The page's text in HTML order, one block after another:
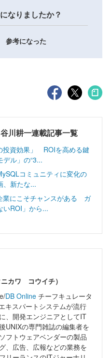
なりましたか？
参考になった
川耕一連載記事一覧
投資効果」 ROIを高める鍵
デル」の“3...
コミュニティに変化の
新たな...
業にこそチャンスがある ガ
いROI」から...
カワ コウイチ）
DB Online チーフキュレータ
キスパートシステムが流行
、開発エンジニアとしてIT
UNIXの専門雑誌の編集者を
フトウェアベンダーの製品
、広告、広報などの業務を